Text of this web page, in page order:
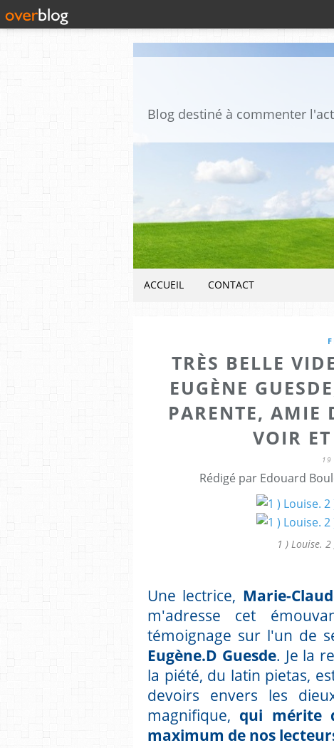
ACCUEIL CONTACT
TRÈS BELLE
EUGÈNE
PARENTE, AMIE
VOIR
19
Rédigé par Edouard
1 ) Louise.
Une lectrice, Marie-
m'adresse cet
témoignage sur l'un de
Eugène.D Guesde. Je la
la piété, du latin pietas,
devoirs envers les
magnifique, qui mérite
maximum de nos